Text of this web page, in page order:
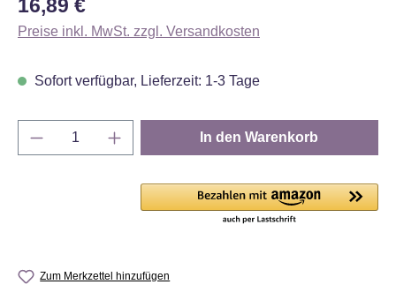
16,89 €
Preise inkl. MwSt. zzgl. Versandkosten
Sofort verfügbar, Lieferzeit: 1-3 Tage
Produkt Anzahl: Gib den gewünschten
In den Warenkorb
Zum Merkzettel hinzufügen